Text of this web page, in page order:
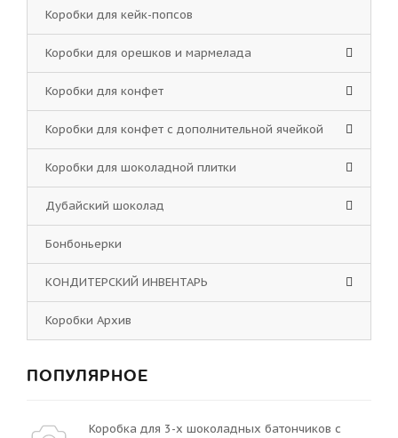
Коробки для кейк-попсов
Коробки для орешков и мармелада
Коробки для конфет
Коробки для конфет с дополнительной ячейкой
Коробки для шоколадной плитки
Дубайский шоколад
Бонбоньерки
КОНДИТЕРСКИЙ ИНВЕНТАРЬ
Коробки Архив
ПОПУЛЯРНОЕ
Коробка для 3-х шоколадных батончиков с